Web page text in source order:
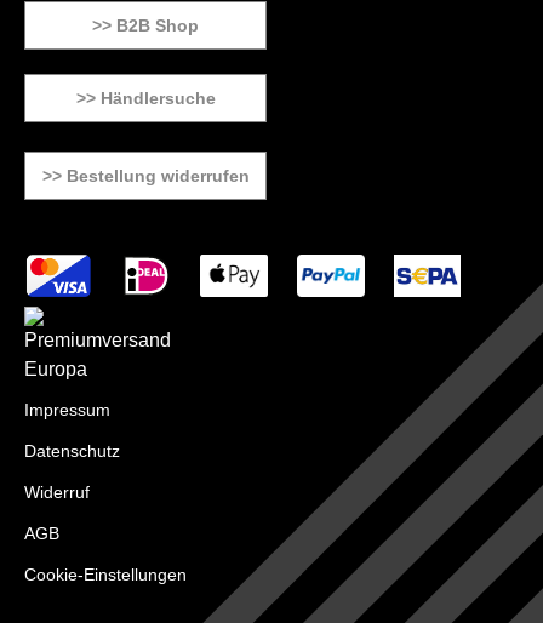
>> B2B Shop
>> Händlersuche
>> Bestellung widerrufen
Impressum
Datenschutz
Widerruf
AGB
Cookie-Einstellungen